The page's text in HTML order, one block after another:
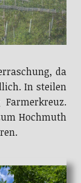
da
In steilen
Hochmuth